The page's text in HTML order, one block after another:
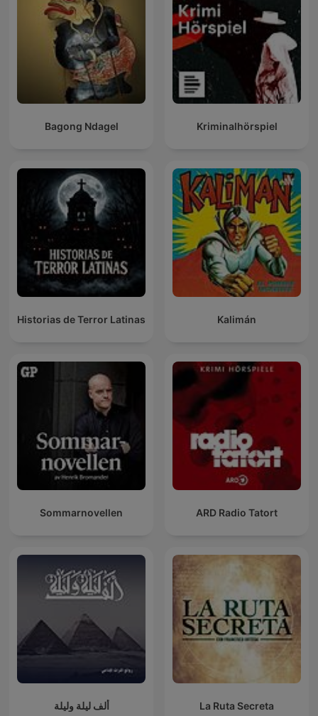
Bagong Ndagel Kriminalhörspiel
Historias de Terror Latinas Kalimán
Sommarnovellen ARD Radio Tatort
ألف ليلة وليلة La Ruta Secreta